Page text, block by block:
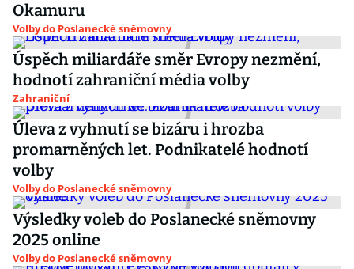
Okamuru
Volby do Poslanecké sněmovny
Úspěch miliardáře směr Evropy nezmění,
hodnotí zahraniční média volby
Zahraniční
Úleva z vyhnutí se bizáru i hrozba
promarněných let. Podnikatelé hodnotí
volby
Volby do Poslanecké sněmovny
Výsledky voleb do Poslanecké sněmovny
2025 online
Volby do Poslanecké sněmovny